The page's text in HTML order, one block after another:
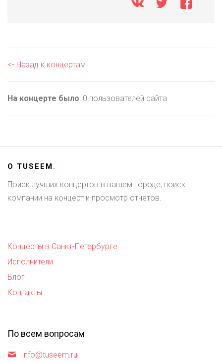
<- Назад к концертам
На концерте было: 0 пользователей сайта
О TUSEEM.
Поиск лучших концертов в вашем городе, поиск
компании на концерт и просмотр отчетов.
Концерты в Санкт-Петербурге
Исполнители
Блог
Контакты
По всем вопросам
info@tuseem.ru